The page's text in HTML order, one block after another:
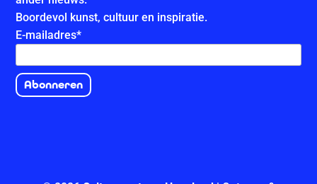
Boordevol kunst, cultuur en inspiratie.
E-mailadres*
Abonneren